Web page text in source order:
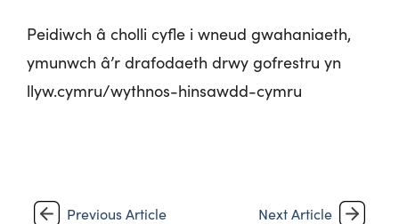
Peidiwch â cholli cyfle i wneud gwahaniaeth,
ymunwch â’r drafodaeth drwy gofrestru yn
llyw.cymru/wythnos-hinsawdd-cymru
Previous Article Next Article